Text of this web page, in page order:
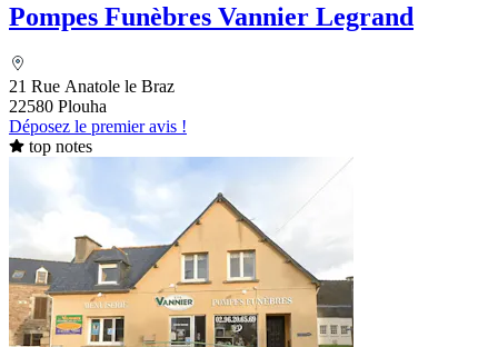
Pompes Funèbres Vannier Legrand
21 Rue Anatole le Braz
22580 Plouha
Déposez le premier avis !
top notes